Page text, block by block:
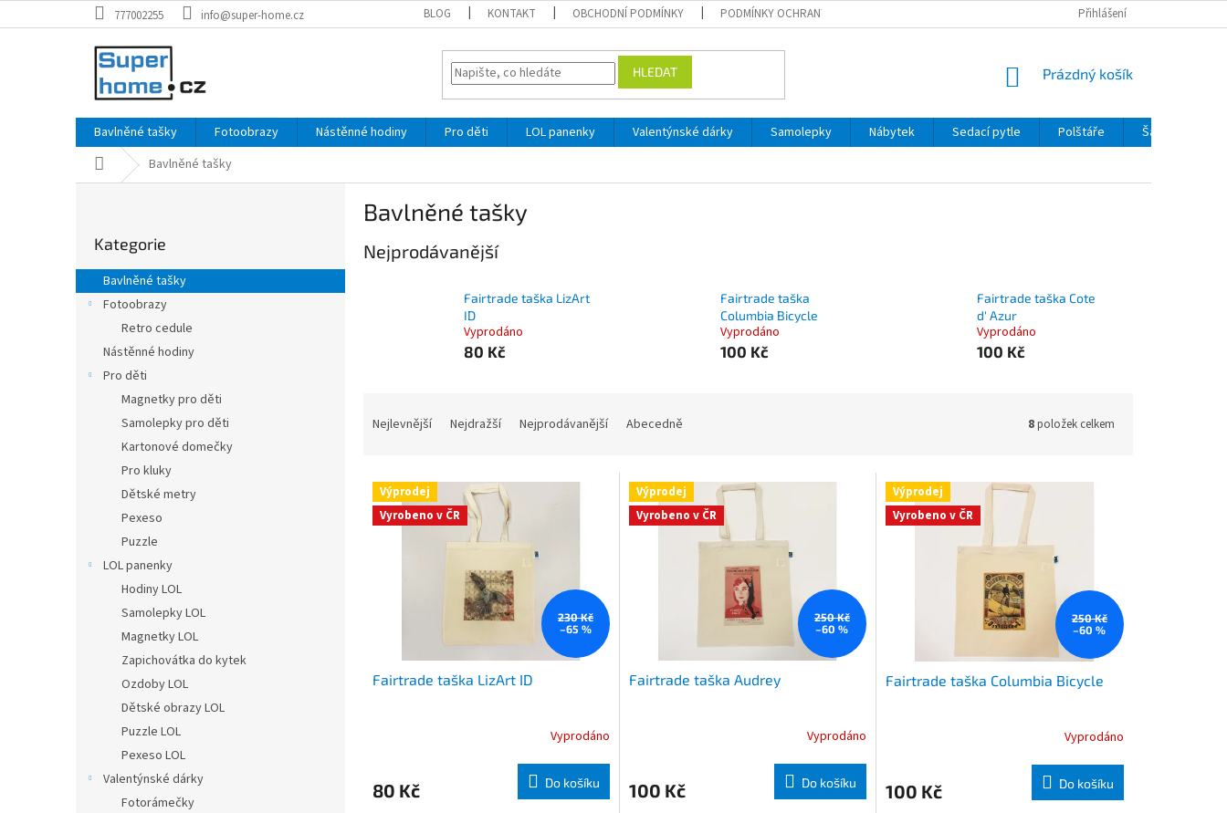
na
777002255 info@super-home.cz BLOG KONTAKT OBCHODNÍ PODMÍNKY PODMÍNKY OCHRANY OSOBNÍCH ÚDAJŮ ZPŮSOBY A CENY
Přihlášení
HLEDAT
NÁKUPNÍ
Prázdný košík
Bavlněné tašky Fotoobrazy Nástěnné hodiny Pro děti LOL panenky Valentýnské dárky Samolepky Nábytek Sedací pytle Polštáře
Šátky Mucha
Domů Bavlněné tašky
r
a
kategorie
Kategorie
Bavlněné tašky
Fotoobrazy
Retro cedule
Nástěnné hodiny
Pro děti
Magnetky pro děti
Samolepky pro děti
Kartonové domečky
Pro kluky
Dětské metry
Pexeso
Puzzle
LOL panenky
Hodiny LOL
Samolepky LOL
Magnetky LOL
Zapichovátka do kytek
Ozdoby LOL
Dětské obrazy LOL
Puzzle LOL
Pexeso LOL
Valentýnské dárky
Fotorámečky
Bavlněné tašky
Nejprodávanější
Fairtrade taška LizArt
ID
Vyprodáno
80 Kč
Fairtrade taška
Columbia Bicycle
Vyprodáno
100 Kč
Fairtrade taška Cote
d' Azur
Vyprodáno
100 Kč
n
p
Nejlevnější Nejdražší Nejprodávanější Abecedně 8položek celkem
V
p
Výprodej
Vyrobeno v ČR
230 Kč
–65 %
Fairtrade taška LizArt ID
Vyprodáno
80 Kč Do košíku
Výprodej
Vyrobeno v ČR
250 Kč
–60 %
Fairtrade taška Audrey
Vyprodáno
100 Kč Do košíku
Výprodej
Vyrobeno v ČR
250 Kč
–60 %
Fairtrade taška Columbia Bicycle
Vyprodáno
100 Kč Do košíku